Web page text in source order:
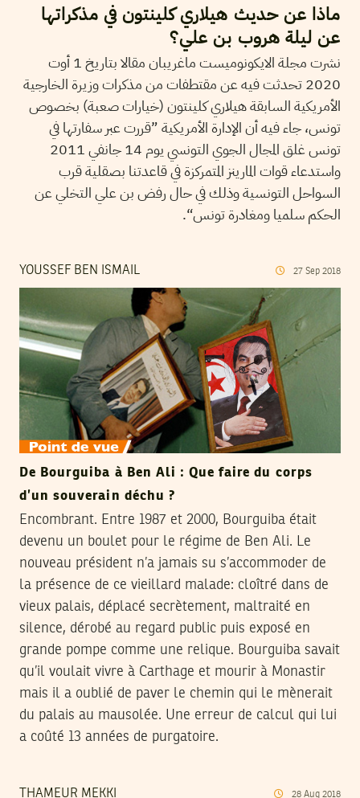
ماذا عن حديث هيلاري كلينتون في مذكراتها
عن ليلة هروب بن علي؟
نشرت مجلة الايكونوميست ماغريبان مقالا بتاريخ 1 أوت
2020 تحدثت فيه عن مقتطفات من مذكرات وزيرة الخارجية
الأمريكية السابقة هيلاري كلينتون (خيارات صعبة) بخصوص
تونس، جاء فيه أن الإدارة الأمريكية ”قررت عبر سفارتها في
تونس غلق المجال الجوي التونسي يوم 14 جانفي 2011
واستدعاء قوات المارينز المتمركزة في قاعدتنا بصقلية قرب
السواحل التونسية وذلك في حال رفض بن علي التخلي عن
الحكم سلميا ومغادرة تونس“.
YOUSSEF BEN ISMAIL 27 Sep 2018
De Bourguiba à Ben Ali : Que faire du corps
d’un souverain déchu ?
Encombrant. Entre 1987 et 2000, Bourguiba était
devenu un boulet pour le régime de Ben Ali. Le
nouveau président n’a jamais su s’accommoder de
la présence de ce vieillard malade: cloîtré dans de
vieux palais, déplacé secrètement, maltraité en
silence, dérobé au regard public puis exposé en
grande pompe comme une relique. Bourguiba savait
qu’il voulait vivre à Carthage et mourir à Monastir
mais il a oublié de paver le chemin qui le mènerait
du palais au mausolée. Une erreur de calcul qui lui
a coûté 13 années de purgatoire.
THAMEUR MEKKI 28 Aug 2018